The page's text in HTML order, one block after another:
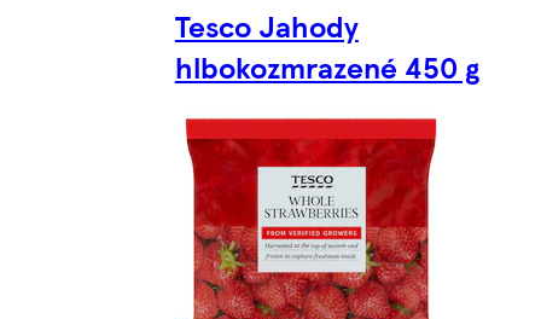
Tesco Jahody
hlbokozmrazené 450 g